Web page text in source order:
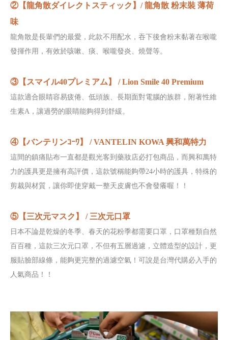
②【龍角散ダイレクトスティック】/ 龍角散 粉末裝 薄荷
味
龍角散是長輩們的最愛，此款不用配水，吞下後會粉末黏著在喉嚨
發揮作用，有效於咳嗽、痰、喉嚨發炎、燒聲等。
③【スマイル40プレミアム​】 / Lion Smile 40 Premium​
這款適合眼睛容易疲倦、低頭族、長期面對電腦的族群，附著性維
生素A，讓過勞的眼睛能夠得到舒緩。
④【バンテリンｺｰﾜ​】 / VANTELIN KOWA 興和萬特力
這間的鎮痛貼布一直都是觀光客到藥妝店必打包商品，而興和萬特
力的護具更是擁有高評價，這款號稱能夠帶24小時的護具，特殊的
剪裁與材質，讓你即使穿戴一整天皮膚也不會發癢喔！！
⑤【三次元マスク】 / 三次元口罩
日本不論是乾燥的冬季、春天的花粉季都需要口罩，口罩種類自然
百百種，這款三次元口罩，不但有五層過濾，立體造型的設計，更
服貼臉部線條，能夠更完整的過濾空氣！可說是台灣代購必入手的
人氣商品！！